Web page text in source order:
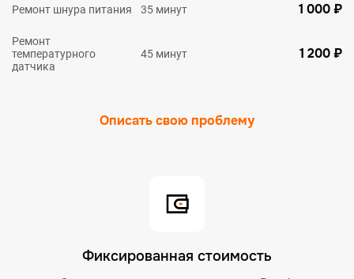
Ремонт шнура питания 35 минут 1 000 ₽
Ремонт
температурного
датчика
45 минут 1 200 ₽
Описать свою проблему
Фиксированная стоимость